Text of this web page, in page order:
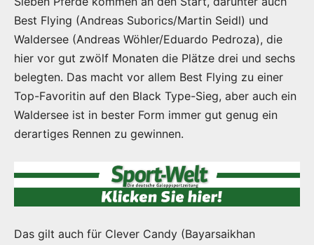
Best Flying (Andreas Suborics/Martin Seidl) und
Waldersee (Andreas Wöhler/Eduardo Pedroza), die
hier vor gut zwölf Monaten die Plätze drei und sechs
belegten. Das macht vor allem Best Flying zu einer
Top-Favoritin auf den Black Type-Sieg, aber auch ein
Waldersee ist in bester Form immer gut genug ein
derartiges Rennen zu gewinnen.
Das gilt auch für Clever Candy (Bayarsaikhan